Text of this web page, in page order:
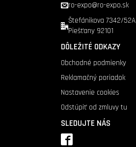
ro-expo@ro-expo.sk
Štefánikova 7342/52A,
Piešťany 92101
DÔLEŽITÉ ODKAZY
Obchodné podmienky
Reklamačný poriadok
Nastavenie cookies
Odstúpiť od zmluvy tu
SLEDUJTE NÁS